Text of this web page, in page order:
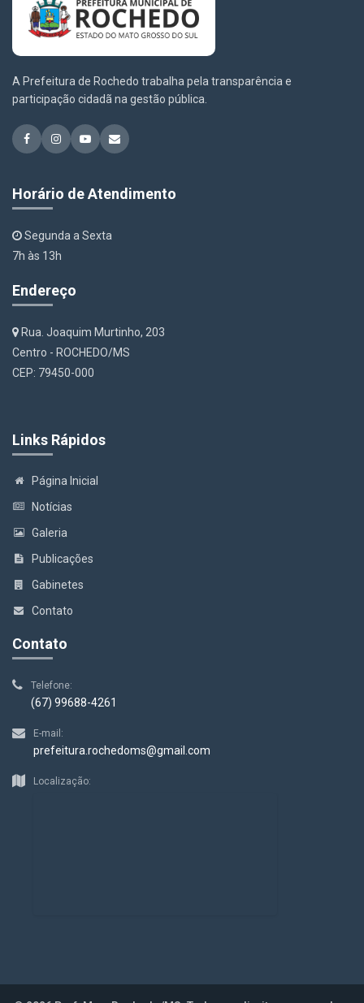
A Prefeitura de Rochedo trabalha pela transparência e
participação cidadã na gestão pública.
Horário de Atendimento
Segunda a Sexta
7h às 13h
Endereço
Rua. Joaquim Murtinho, 203
Centro - ROCHEDO/MS
CEP: 79450-000
Links Rápidos
Página Inicial
Notícias
Galeria
Publicações
Gabinetes
Contato
Contato
Telefone:
(67) 99688-4261
E-mail:
prefeitura.rochedoms@gmail.com
Localização: